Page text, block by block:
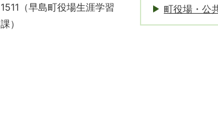
1511（早島町役場生涯学習
課）
町役場・公